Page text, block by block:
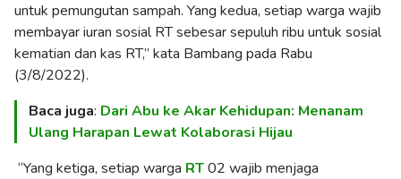
untuk pemungutan sampah. Yang kedua, setiap warga wajib
membayar iuran sosial RT sebesar sepuluh ribu untuk sosial
kematian dan kas RT,” kata Bambang pada Rabu
(3/8/2022).
Baca juga: Dari Abu ke Akar Kehidupan: Menanam
Ulang Harapan Lewat Kolaborasi Hijau
“Yang ketiga, setiap warga RT02 wajib menjaga